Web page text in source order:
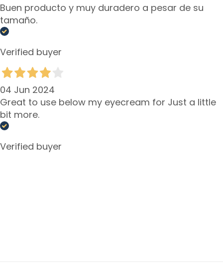
m
e
s
O
o
g
-
e
n
l
c
Buen producto y muy duradero a pesar de su
tamaño.
Verified buyer
04 Jun 2024
Great to use below my eyecream for Just a little
bit more.
Verified buyer